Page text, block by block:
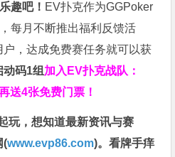
趣吧！ EV扑克作为GGPoker
每月不断推出福利反馈活
，达成免费赛任务就可以获
码1组 加入EV扑克战队：
送4张免费门票！
玩，想知道最新资讯与赛
(www.evp86.com)。看牌手痒